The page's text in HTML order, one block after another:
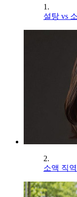
1.
설탕 vs
2.
소액 직